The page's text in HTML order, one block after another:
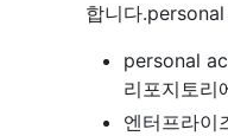
합니다
personal
리포지토리
엔터프라이